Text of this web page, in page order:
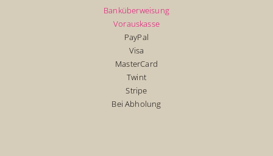
Banküberweisung
Vorauskasse
PayPal
Visa
MasterCard
Twint
Stripe
Bei Abholung